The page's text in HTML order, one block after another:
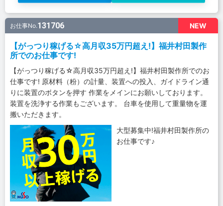
NEW
お仕事No.131706
【がっつり稼げる☆高月収35万円超え!】福井村田製作
所でのお仕事です!
【がっつり稼げる☆高月収35万円超え!】福井村田製作所でのお
仕事です! 原材料（粉）の計量、装置への投入、ガイドライン通
りに装置のボタンを押す 作業をメインにお願いしております。
装置を洗浄する作業もございます。 台車を使用して重量物を運
搬いただきます。
大型募集中!福井村田製作所の
お仕事です♪